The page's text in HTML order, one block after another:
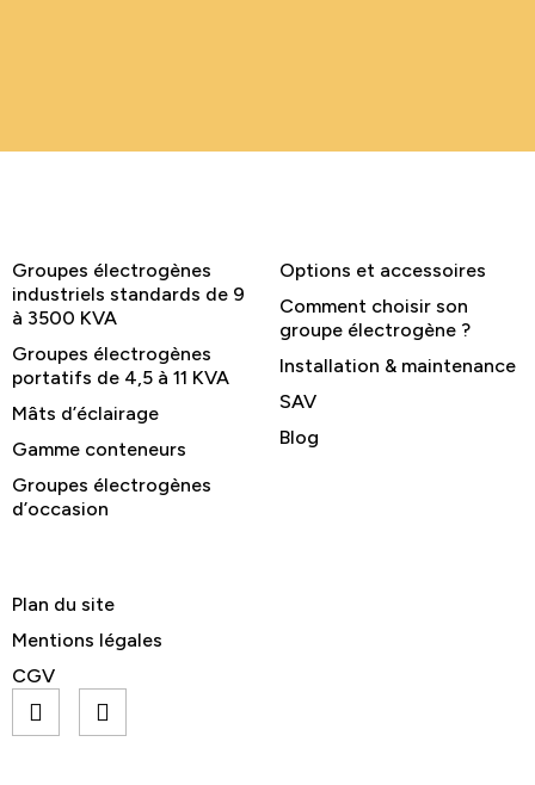
Groupes électrogènes
industriels standards de 9
à 3500 KVA
Groupes électrogènes
portatifs de 4,5 à 11 KVA
Mâts d’éclairage
Gamme conteneurs
Groupes électrogènes
d’occasion
Options et accessoires
Comment choisir son
groupe électrogène ?
Installation & maintenance
SAV
Blog
Plan du site
Mentions légales
CGV